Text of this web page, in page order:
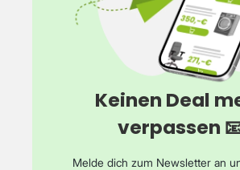
Keinen Deal
verpassen
Melde dich zum Newsletter an